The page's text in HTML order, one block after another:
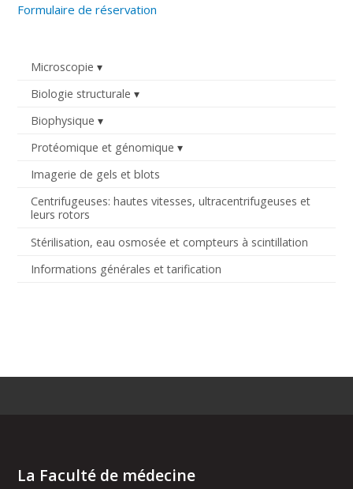
Microscopie
Biologie structurale
Biophysique
Protéomique et génomique
Imagerie de gels et blots
Centrifugeuses: hautes vitesses, ultracentrifugeuses et
leurs rotors
Stérilisation, eau osmosée et compteurs à scintillation
Informations générales et tarification
Formulaire de réservation
La Faculté de médecine